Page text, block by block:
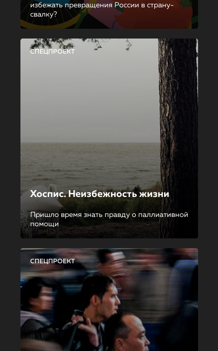
избежать превращения России в страну-
свалку?
СПЕЦПРОЕКТ
Хоспис. Неизбежность жизни
Пришло время знать правду о паллиативной
помощи
СПЕЦПРОЕКТ